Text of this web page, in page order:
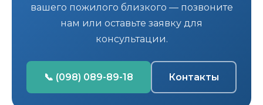
вашего пожилого близкого — позвоните
нам или оставьте заявку для
консультации.
📞 (098) 089-89-18 Контакты